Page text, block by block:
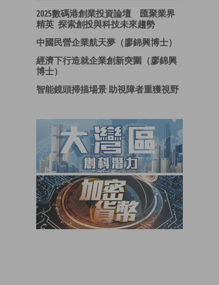
2025數碼港創業投資論壇 匯聚業界
精英 探索創投與科技未來趨勢
中國民營企業航天夢（廖錦興博士）
經濟下行造就企業創新突圍（廖錦興
博士）
智能鏡頭掃描場景 助視障者重獲視野